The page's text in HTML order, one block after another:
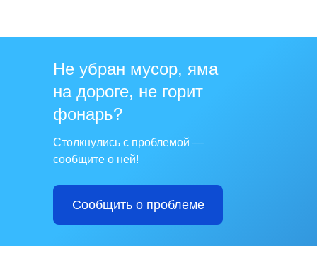
Не убран мусор, яма
на дороге, не горит
фонарь?
Столкнулись с проблемой —
сообщите о ней!
Сообщить о проблеме